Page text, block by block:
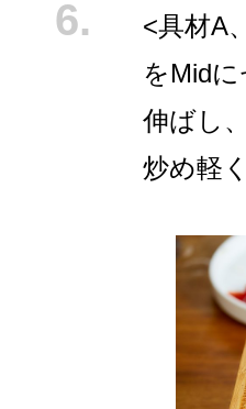
<具材A
をMid
伸ばし
炒め軽